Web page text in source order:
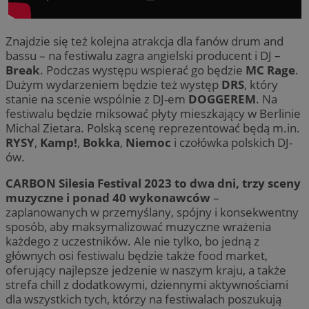
Znajdzie się też kolejna atrakcja dla fanów drum and
bassu – na festiwalu zagra angielski producent i DJ –
Break. Podczas występu wspierać go będzie MC Rage.
Dużym wydarzeniem będzie też występ DRS, który
stanie na scenie wspólnie z DJ-em DOGGEREM. Na
festiwalu będzie miksować płyty mieszkający w Berlinie
Michal Zietara. Polską scenę reprezentować będą m.in.
RYSY, Kamp!, Bokka, Niemoc i czołówka polskich DJ-
ów.
CARBON Silesia Festival 2023 to dwa dni, trzy sceny
muzyczne i ponad 40 wykonawców –
zaplanowanych w przemyślany, spójny i konsekwentny
sposób, aby maksymalizować muzyczne wrażenia
każdego z uczestników. Ale nie tylko, bo jedną z
głównych osi festiwalu będzie także food market,
oferujący najlepsze jedzenie w naszym kraju, a także
strefa chill z dodatkowymi, dziennymi aktywnościami
dla wszystkich tych, którzy na festiwalach poszukują